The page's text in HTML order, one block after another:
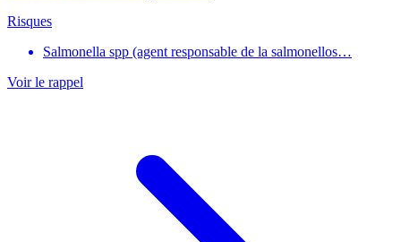
Risques
Salmonella spp (agent responsable de la salmonellos…
Voir le rappel